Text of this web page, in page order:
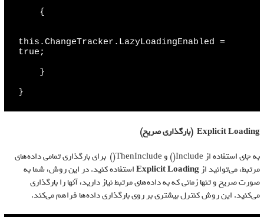
{
this.ChangeTracker.LazyLoadingEnabled =
true;
}
}
Explicit Loading (بارگذاری صریح)
به جای استفاده از Include() و ThenInclude() برای بارگذاری تمامی داده‌های
مرتبط، می‌توانید ازExplicit Loadingاستفاده کنید. در این روش، شما به
صورت صریح و تنها زمانی که به داده‌های مرتبط نیاز دارید، آنها را بارگذاری
می‌کنید. این روش کنترل بیشتری بر روی بارگذاری داده‌ها فراهم می‌کند.